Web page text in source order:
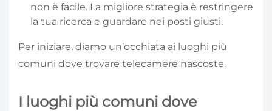
non è facile. La migliore strategia è restringere
la tua ricerca e guardare nei posti giusti.
Per iniziare, diamo un’occhiata ai luoghi più
comuni dove trovare telecamere nascoste.
I luoghi più comuni dove